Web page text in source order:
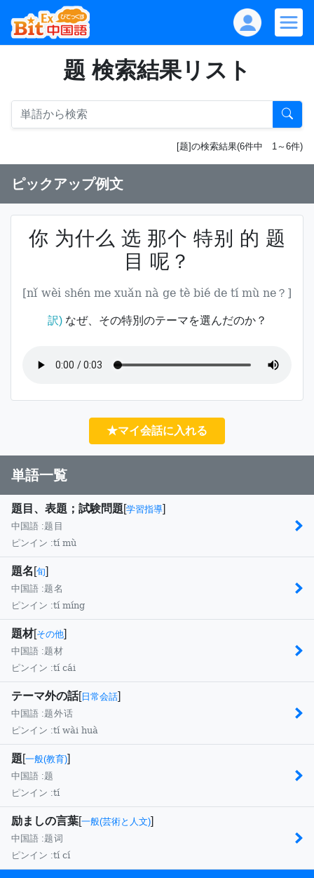
题 検索結果リスト
[题]の検索結果(6件中 1～6件)
ピックアップ例文
你 为什么 选 那个 特别 的 题
目 呢？
[nǐ wèi shén me xuǎn nà ge tè bié de tí mù ne？]
訳)なぜ、その特別のテーマを選んだのか？
★マイ会話に入れる
単語一覧
題目、表題；試験問題[学習指導]
中国語 :题目
ピンイン :tí mù
題名 [旬]
中国語 :题名
ピンイン :tí míng
題材[その他]
中国語 :题材
ピンイン :tí cái
テーマ外の話[ 日常会話]
中国語 :题外话
ピンイン :tí wài huà
題[一般(教育)]
中国語 :题
ピンイン :tí
励ましの言葉[一般(芸術と人文)]
中国語 :题词
ピンイン :tí cí